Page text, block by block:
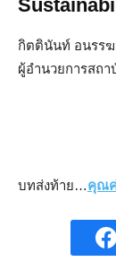
กิตตินันท์ อนรร
ผู้อำนวยการสถ
บทส่งท้าย… คุณ